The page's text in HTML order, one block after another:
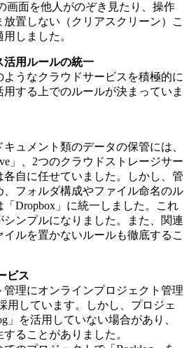
画面を他人がのぞき見たり、操作
置しない（クリアスクリーン）こ
しました。
活用ルールの統一
うなクラウドサービスを積極的に
する上でのルールが決まっていま
ュメント類のデータの保管には、
」、2つのクラウドストレージサー
各自に任せていました。しかし、管
フォルダ構成やファイル命名のル
Dropbox」に統一しました。これ
ンプルになりました。また、関連
ルを置かないルールも徹底するこ
ビス
理にオンラインプロジェクト管理
用しています。しかし、プロジェ
」を活用していない場合があり、
ることがありました。